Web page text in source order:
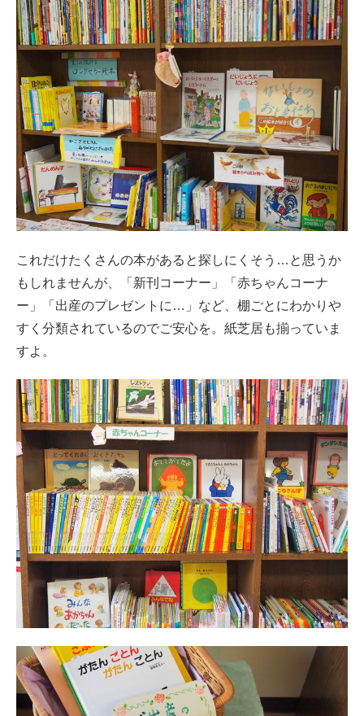
これだけたくさんの本があると探しにくそう…と思うか
もしれませんが、「新刊コーナー」「赤ちゃんコーナ
ー」「出産のプレゼントに…」など、棚ごとにわかりや
すく分類されているのでご安心を。紙芝居も揃っていま
すよ。